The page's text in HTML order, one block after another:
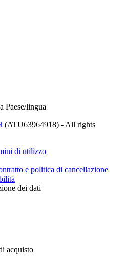
Paese/lingua
(ATU63964918) - All rights
di utilizzo
e politica di cancellazione
dei dati
acquisto